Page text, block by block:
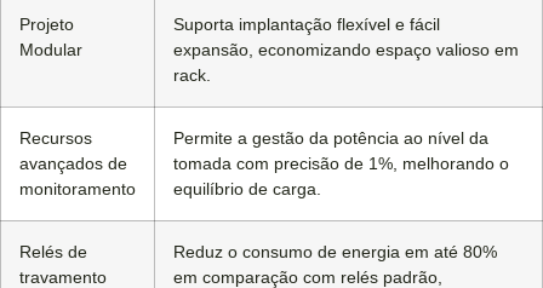
Projeto
Modular
Suporta implantação flexível e fácil
expansão, economizando espaço valioso em
rack.
Recursos
avançados de
monitoramento
Permite a gestão da potência ao nível da
tomada com precisão de 1%, melhorando o
equilíbrio de carga.
Relés de
travamento
Reduz o consumo de energia em até 80%
em comparação com relés padrão,